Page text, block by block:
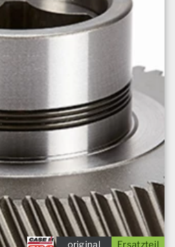
Ersatzteil
original